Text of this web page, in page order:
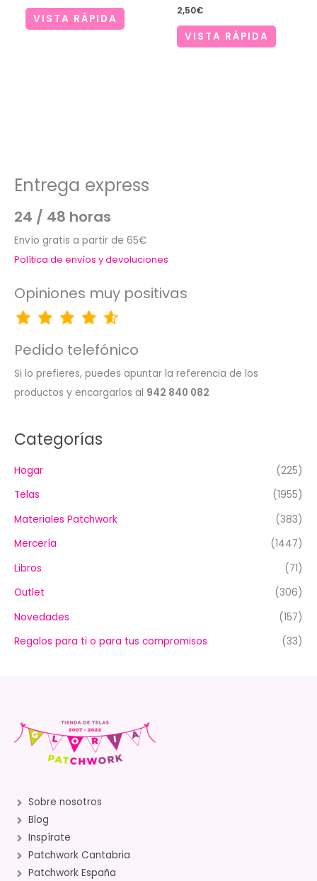
VISTA RÁPIDA
2,50€
VISTA RÁPIDA
Entrega express
24 / 48 horas
Envío gratis a partir de 65€
Política de envíos y devoluciones
Opiniones muy positivas
Pedido telefónico
Si lo prefieres, puedes apuntar la referencia de los
productos y encargarlos al 942 840 082
Categorías
Hogar
(225)
Telas
(1955)
Materiales Patchwork
(383)
Mercería
(1447)
Libros
(71)
Outlet
(306)
Novedades
(157)
Regalos para ti o para tus compromisos
(33)
Sobre nosotros
Blog
Inspírate
Patchwork Cantabria
Patchwork España